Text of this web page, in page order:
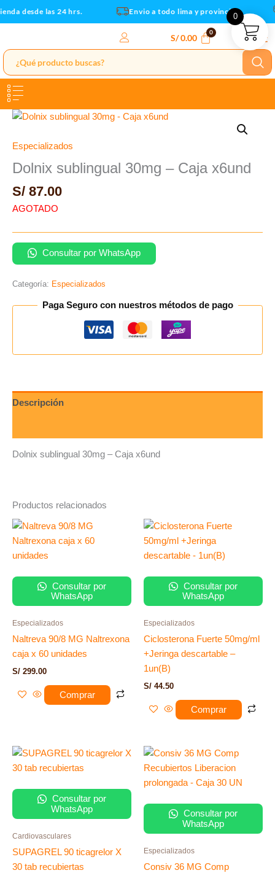
Ir
al
desde las 24 hrs. Envio a todo lima y provincias
S/0.00
Especializados
Dolnix sublingual 30mg – Caja x6und
S/ 87.00
AGOTADO
Consultar por WhatsApp
Categoría: Especializados
Paga Seguro con nuestros métodos de pago
Descripción
Dolnix sublingual 30mg – Caja x6und
Productos relacionados
Consultar por
WhatsApp
Especializados
Naltreva 90/8 MG Naltrexona
caja x 60 unidades
S/ 299.00
Comprar
Consultar por
WhatsApp
Especializados
Ciclosterona Fuerte 50mg/ml
+Jeringa descartable –
1un(B)
S/ 44.50
Comprar
Consultar por
WhatsApp
Cardiovasculares
SUPAGREL 90 ticagrelor X
30 tab recubiertas
Consultar por
WhatsApp
Especializados
Consiv 36 MG Comp
0